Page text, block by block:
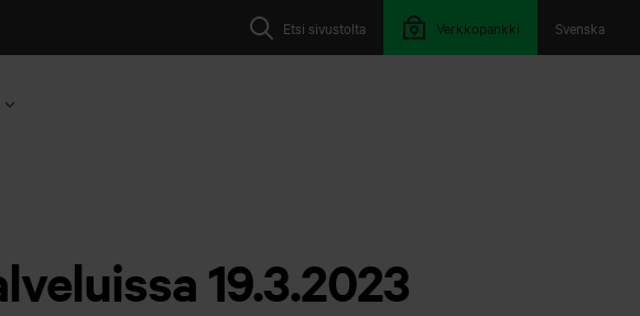
Svenska
Etsi sivustolta Verkkopankki
19.3.2023